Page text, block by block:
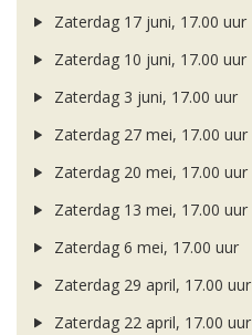
Zaterdag 17 juni, 17.00 uur
Zaterdag 10 juni, 17.00 uur
Zaterdag 3 juni, 17.00 uur
Zaterdag 27 mei, 17.00 uur
Zaterdag 20 mei, 17.00 uur
Zaterdag 13 mei, 17.00 uur
Zaterdag 6 mei, 17.00 uur
Zaterdag 29 april, 17.00 uur
Zaterdag 22 april, 17.00 uur